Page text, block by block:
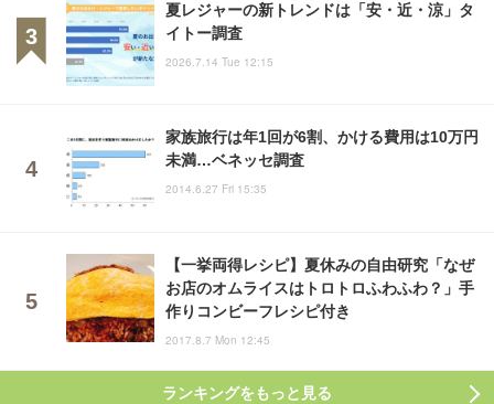
夏レジャーの新トレンドは「安・近・涼」タ
イトー調査
2026.7.14 Tue 12:15
家族旅行は年1回が6割、かける費用は10万円
未満…ベネッセ調査
2014.6.27 Fri 15:35
【一挙両得レシピ】夏休みの自由研究「なぜ
お店のオムライスはトロトロふわふわ？」手
作りコンビーフレシピ付き
2017.8.7 Mon 12:45
ランキングをもっと見る